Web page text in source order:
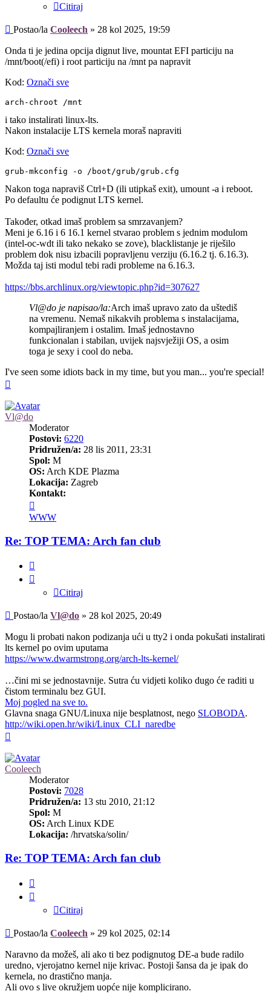
Citiraj
Post
Postao/la Cooleech » 28 kol 2025, 19:59
Onda ti je jedina opcija dignut live, mountat EFI particiju na
/mnt/boot(/efi) i root particiju na /mnt pa napravit
Kod: Označi sve
arch-chroot /mnt
i tako instalirati linux-lts.
Nakon instalacije LTS kernela moraš napraviti
Kod: Označi sve
grub-mkconfig -o /boot/grub/grub.cfg
Nakon toga napraviš Ctrl+D (ili utipkaš exit), umount -a i reboot.
Po defaultu će podignut LTS kernel.
Također, otkad imaš problem sa smrzavanjem?
Meni je 6.16 i 6 16.1 kernel stvarao problem s jednim modulom
(intel-oc-wdt ili tako nekako se zove), blacklistanje je riješilo
problem dok nisu izbacili popravljenu verziju (6.16.2 tj. 6.16.3).
Možda taj isti modul tebi radi probleme na 6.16.3.
https://bbs.archlinux.org/viewtopic.php?id=307627
Vl@do je napisao/la:Arch imaš upravo zato da uštediš
na vremenu. Nemaš nikakvih problema s instalacijama,
kompajliranjem i ostalim. Imaš jednostavno
funkcionalan i stabilan, uvijek najsvježiji OS, a osim
toga je sexy i cool do neba.
I've seen some idiots back in my time, but you man... you're special!
Vl@do
Moderator
Postovi: 6220
Pridružen/a: 28 lis 2011, 23:31
Spol: M
OS: Arch KDE Plazma
Lokacija: Zagreb
Kontakt:
korisnika/cu
Vl@do
WWW
Re: TOP TEMA: Arch fan club
Citiraj
Post
Postao/la Vl@do » 28 kol 2025, 20:49
Mogu li probati nakon podizanja ući u tty2 i onda pokušati instalirati
lts kernel po ovim uputama
https://www.dwarmstrong.org/arch-lts-kernel/
…čini mi se jednostavnije. Sutra ću vidjeti koliko dugo će raditi u
čistom terminalu bez GUI.
Moj pogled na sve to.
Glavna snaga GNU/Linuxa nije besplatnost, nego SLOBODA.
http://wiki.open.hr/wiki/Linux_CLI_naredbe
Cooleech
Moderator
Postovi: 7028
Pridružen/a: 13 stu 2010, 21:12
Spol: M
OS: Arch Linux KDE
Lokacija: /hrvatska/solin/
Re: TOP TEMA: Arch fan club
Citiraj
Post
Postao/la Cooleech » 29 kol 2025, 02:14
Naravno da možeš, ali ako ti bez podignutog DE-a bude radilo
uredno, vjerojatno kernel nije krivac. Postoji šansa da je ipak do
kernela, no drastično manja.
Ali ovo s live okružjem uopće nije komplicirano.